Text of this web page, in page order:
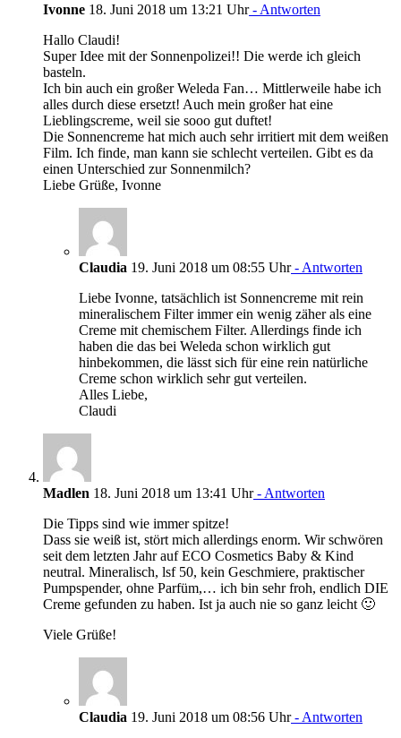
Ivonne 18. Juni 2018 um 13:21 Uhr- Antworten
Hallo Claudi!
Super Idee mit der Sonnenpolizei!! Die werde ich gleich
basteln.
Ich bin auch ein großer Weleda Fan… Mittlerweile habe ich
alles durch diese ersetzt! Auch mein großer hat eine
Lieblingscreme, weil sie sooo gut duftet!
Die Sonnencreme hat mich auch sehr irritiert mit dem weißen
Film. Ich finde, man kann sie schlecht verteilen. Gibt es da
einen Unterschied zur Sonnenmilch?
Liebe Grüße, Ivonne
Claudia 19. Juni 2018 um 08:55 Uhr- Antworten
Liebe Ivonne, tatsächlich ist Sonnencreme mit rein
mineralischem Filter immer ein wenig zäher als eine
Creme mit chemischem Filter. Allerdings finde ich
haben die das bei Weleda schon wirklich gut
hinbekommen, die lässt sich für eine rein natürliche
Creme schon wirklich sehr gut verteilen.
Alles Liebe,
Claudi
Madlen 18. Juni 2018 um 13:41 Uhr- Antworten
Die Tipps sind wie immer spitze!
Dass sie weiß ist, stört mich allerdings enorm. Wir schwören
seit dem letzten Jahr auf ECO Cosmetics Baby & Kind
neutral. Mineralisch, lsf 50, kein Geschmiere, praktischer
Pumpspender, ohne Parfüm,… ich bin sehr froh, endlich DIE
Creme gefunden zu haben. Ist ja auch nie so ganz leicht 🙂
Viele Grüße!
Claudia 19. Juni 2018 um 08:56 Uhr- Antworten